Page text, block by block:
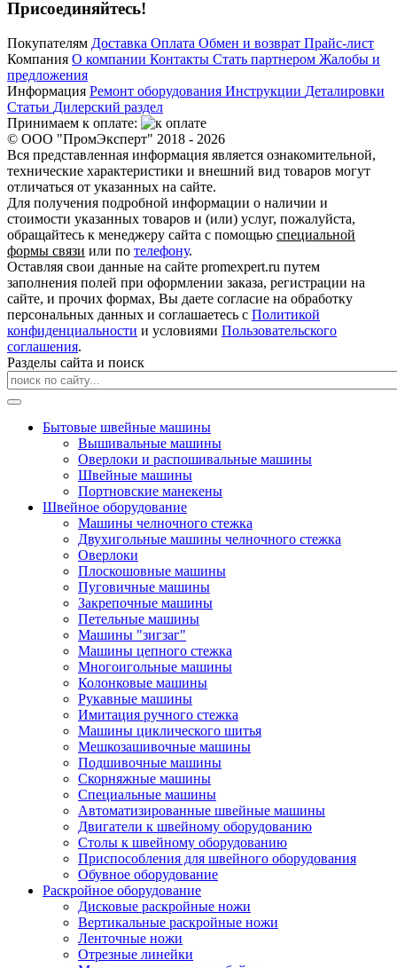
Присоединяйтесь!
Покупателям Доставка Оплата Обмен и возврат Прайс-лист
Компания О компании Контакты Стать партнером Жалобы и
предложения
Информация Ремонт оборудования Инструкции Деталировки
Статьи Дилерский раздел
Принимаем к оплате:
© ООО "ПромЭксперт" 2018 - 2026
Вся представленная информация является ознакомительной,
технические характеристики и внешний вид товаров могут
отличаться от указанных на сайте.
Для получения подробной информации о наличии и
стоимости указанных товаров и (или) услуг, пожалуйста,
обращайтесь к менеджеру сайта с помощью специальной
формы связи или по телефону.
Оставляя свои данные на сайте promexpert.ru путем
заполнения полей при оформлении заказа, регистрации на
сайте, и прочих формах, Вы даете согласие на обработку
персональных данных и соглашаетесь с Политикой
конфиденциальности и условиями Пользовательского
соглашения.
Разделы сайта и поиск
Бытовые швейные машины
Вышивальные машины
Оверлоки и распошивальные машины
Швейные машины
Портновские манекены
Швейное оборудование
Машины челночного стежка
Двухигольные машины челночного стежка
Оверлоки
Плоскошовные машины
Пуговичные машины
Закрепочные машины
Петельные машины
Машины "зигзаг"
Машины цепного стежка
Многоигольные машины
Колонковые машины
Рукавные машины
Имитация ручного стежка
Машины циклического шитья
Мешкозашивочные машины
Подшивочные машины
Скорняжные машины
Специальные машины
Автоматизированные швейные машины
Двигатели к швейному оборудованию
Столы к швейному оборудованию
Приспособления для швейного оборудования
Обувное оборудование
Раскройное оборудование
Дисковые раскройные ножи
Вертикальные раскройные ножи
Ленточные ножи
Отрезные линейки